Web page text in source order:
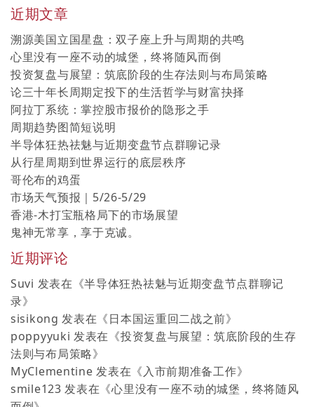
近期文章
溯源美国立国星盘：双子座上升与周期的共鸣
心里没有一座不动的城堡，终将随风而倒
投资复盘与展望：筑底阶段的生存法则与布局策略
论三十年长周期定投下的生活哲学与财富抉择
阿拉丁系统：掌控股市报价的隐形之手
周期趋势图简短说明
半导体狂热祛魅与近期变盘节点群聊记录
从行星周期到世界运行的底层秩序
哥伦布的鸡蛋
市场天气预报｜5/26-5/29
香港-木打宝瓶格局下的市场展望
鬼神无常享，享于克诚。
近期评论
Suvi 发表在《半导体狂热祛魅与近期变盘节点群聊记
录》
sisikong 发表在《日本国运重回二战之前》
poppyyuki 发表在《投资复盘与展望：筑底阶段的生存
法则与布局策略》
MyClementine 发表在《入市前期准备工作》
smile123 发表在《心里没有一座不动的城堡，终将随风